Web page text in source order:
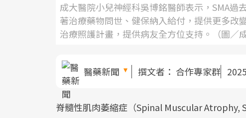
成大醫院小兒神經科吳博銘醫師表示，SMA
著治療藥物問世、健保納入給付，提供更多改
治療照護計畫，提供病友全方位支持。（圖／
醫藥新聞 撰文者： 合作專家群
脊髓性肌肉萎縮症（Spinal Muscular Atrophy,